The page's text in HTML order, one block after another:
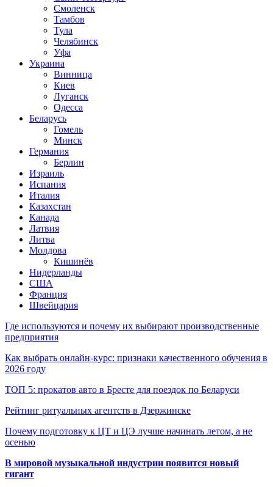
Смоленск
Тамбов
Тула
Челябинск
Уфа
Украина
Винница
Киев
Луганск
Одесса
Беларусь
Гомель
Минск
Германия
Берлин
Израиль
Испания
Италия
Казахстан
Канада
Латвия
Литва
Молдова
Кишинёв
Нидерланды
США
Франция
Швейцария
Где используются и почему их выбирают производственные
предприятия
Как выбрать онлайн-курс: признаки качественного обучения в
2026 году
ТОП 5: прокатов авто в Бресте для поездок по Беларуси
Рейтинг ритуальных агентств в Дзержинске
Почему подготовку к ЦТ и ЦЭ лучше начинать летом, а не
осенью
В мировой музыкальной индустрии появится новый
гигант